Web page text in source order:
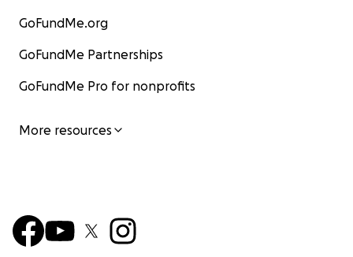
GoFundMe.org
GoFundMe Partnerships
GoFundMe Pro for nonprofits
More resources